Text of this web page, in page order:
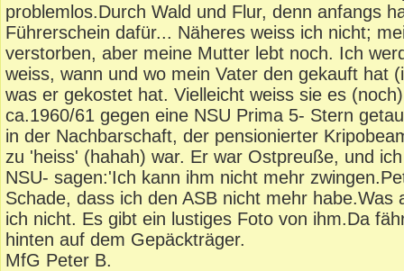
problemlos.Durch Wald und Flur, denn anfangs
Führerschein dafür... Näheres weiss ich nicht;
verstorben, aber meine Mutter lebt noch. Ich
weiss, wann und wo mein Vater den gekauft hat
was er gekostet hat. Vielleicht weiss sie es
ca.1960/61 gegen eine NSU Prima 5- Stern
in der Nachbarschaft, der pensionierter
zu 'heiss' (hahah) war. Er war Ostpreuße, und
NSU- sagen:'Ich kann ihm nicht mehr
Schade, dass ich den ASB nicht mehr habe.Was
ich nicht. Es gibt ein lustiges Foto von ihm.Da
hinten auf dem Gepäckträger.
MfG Peter B.